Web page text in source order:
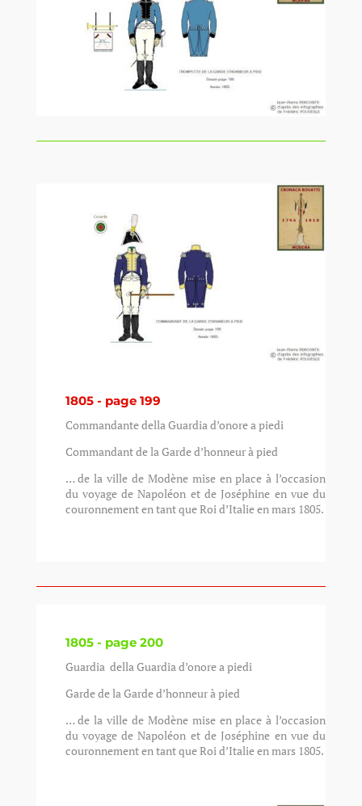
1805 - page 199
Commandante della Guardia d’onore a piedi
Commandant de la Garde d’honneur à pied
… de la ville de Modène mise en place à l’occasion
du voyage de Napoléon et de Joséphine en vue du
couronnement en tant que Roi d’Italie en mars 1805.
1805 - page 200
Guardia della Guardia d’onore a piedi
Garde de la Garde d’honneur à pied
… de la ville de Modène mise en place à l’occasion
du voyage de Napoléon et de Joséphine en vue du
couronnement en tant que Roi d’Italie en mars 1805.